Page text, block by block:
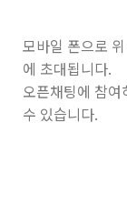
모바일 폰으로
에 초대됩니다.
오픈채팅에 참
수 있습니다.